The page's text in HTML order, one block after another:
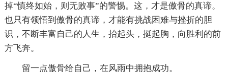
掉“慎终如始，则无败事”的警惕。这，才是傲骨的真谛。
也只有领悟到傲骨的真谛，才能有挑战困难与挫折的胆
识，不断丰富自己的人生，抬起头，挺起胸，向胜利的前
方飞奔。
留一点傲骨给自己，在风雨中拥抱成功。